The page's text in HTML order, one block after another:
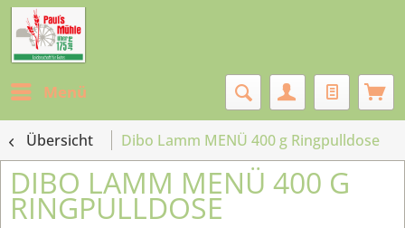
Menü
Übersicht Dibo Lamm MENÜ 400 g Ringpulldose
DIBO LAMM MENÜ 400 G
RINGPULLDOSE